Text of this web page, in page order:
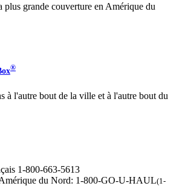
plus grande couverture en Amérique du
®
à l'autre bout de la ville et à l'autre bout du
1-800-663-5613
du Nord: 1-800-GO-U-HAUL(1-